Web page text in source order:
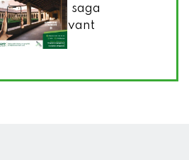
de la saga
Hackers avant
celui-ci.